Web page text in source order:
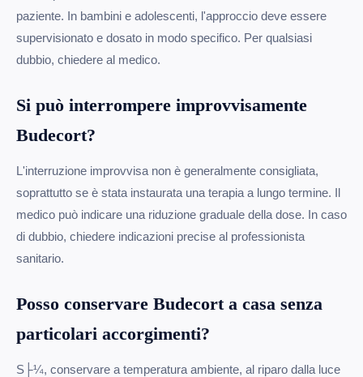
paziente. In bambini e adolescenti, l'approccio deve essere
supervisionato e dosato in modo specifico. Per qualsiasi
dubbio, chiedere al medico.
Si può interrompere improvvisamente
Budecort?
L'interruzione improvvisa non è generalmente consigliata,
soprattutto se è stata instaurata una terapia a lungo termine. Il
medico può indicare una riduzione graduale della dose. In caso
di dubbio, chiedere indicazioni precise al professionista
sanitario.
Posso conservare Budecort a casa senza
particolari accorgimenti?
S├¼, conservare a temperatura ambiente, al riparo dalla luce